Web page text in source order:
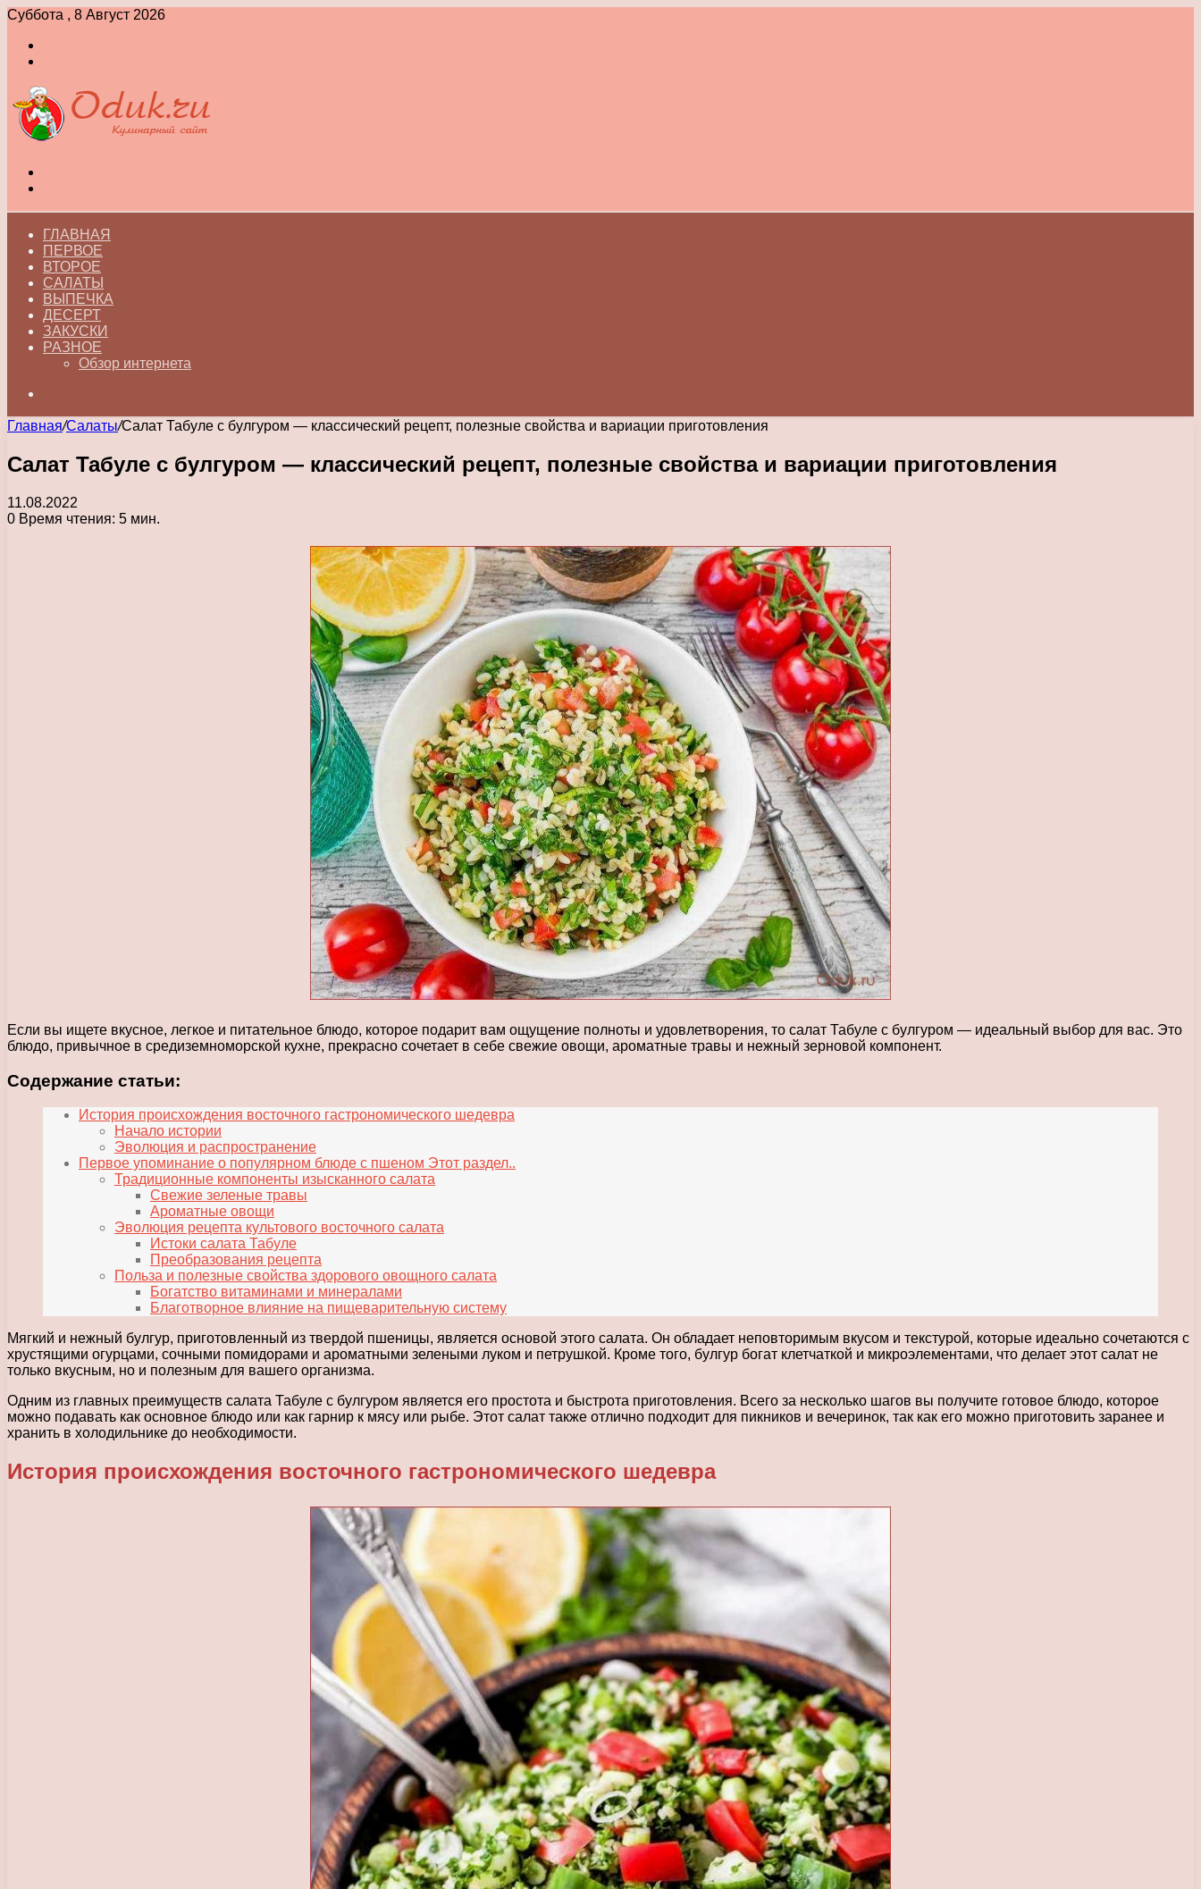
Суббота , 8 Август 2026
ГЛАВНАЯ
ПЕРВОЕ
ВТОРОЕ
САЛАТЫ
ВЫПЕЧКА
ДЕСЕРТ
ЗАКУСКИ
РАЗНОЕ
Обзор интернета
Главная/Салаты/Салат Табуле с булгуром — классический рецепт, полезные свойства и вариации приготовления
Салат Табуле с булгуром — классический рецепт, полезные свойства и вариации приготовления
11.08.2022
0 Время чтения: 5 мин.
Если вы ищете вкусное, легкое и питательное блюдо, которое подарит вам ощущение полноты и удовлетворения, то салат Табуле с булгуром — идеальный выбор для вас. Это
блюдо, привычное в средиземноморской кухне, прекрасно сочетает в себе свежие овощи, ароматные травы и нежный зерновой компонент.
Содержание статьи:
История происхождения восточного гастрономического шедевра
Начало истории
Эволюция и распространение
Первое упоминание о популярном блюде с пшеном Этот раздел..
Традиционные компоненты изысканного салата
Свежие зеленые травы
Ароматные овощи
Эволюция рецепта культового восточного салата
Истоки салата Табуле
Преобразования рецепта
Польза и полезные свойства здорового овощного салата
Богатство витаминами и минералами
Благотворное влияние на пищеварительную систему
Мягкий и нежный булгур, приготовленный из твердой пшеницы, является основой этого салата. Он обладает неповторимым вкусом и текстурой, которые идеально сочетаются с
хрустящими огурцами, сочными помидорами и ароматными зелеными луком и петрушкой. Кроме того, булгур богат клетчаткой и микроэлементами, что делает этот салат не
только вкусным, но и полезным для вашего организма.
Одним из главных преимуществ салата Табуле с булгуром является его простота и быстрота приготовления. Всего за несколько шагов вы получите готовое блюдо, которое
можно подавать как основное блюдо или как гарнир к мясу или рыбе. Этот салат также отлично подходит для пикников и вечеринок, так как его можно приготовить заранее и
хранить в холодильнике до необходимости.
История происхождения восточного гастрономического шедевра